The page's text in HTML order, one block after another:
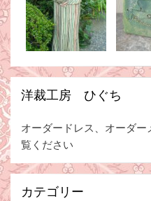
洋裁工房 ひぐち
オーダードレス、オーダー
覧ください
カテゴリー